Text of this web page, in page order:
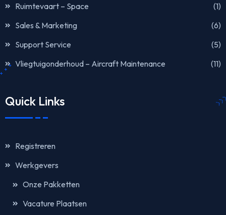
Ruimtevaart – Space
(1)
Sales & Marketing
(6)
Support Service
(5)
Vliegtuigonderhoud – Aircraft Maintenance
(11)
Quick Links
Registreren
Werkgevers
Onze Pakketten
Vacature Plaatsen